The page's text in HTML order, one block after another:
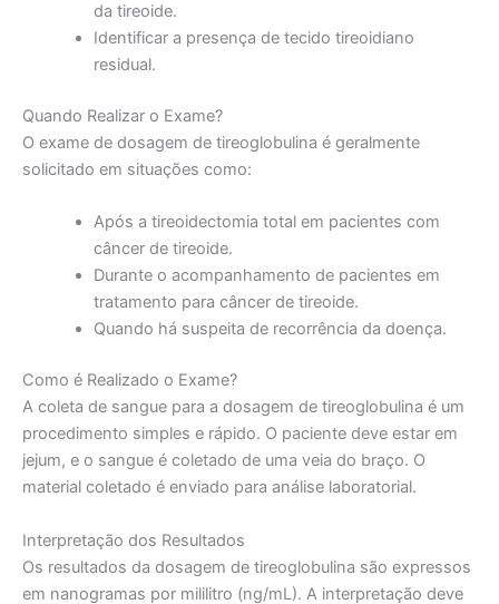
da tireoide.
Identificar a presença de tecido tireoidiano
residual.
Quando Realizar o Exame?
O exame de dosagem de tireoglobulina é geralmente
solicitado em situações como:
Após a tireoidectomia total em pacientes com
câncer de tireoide.
Durante o acompanhamento de pacientes em
tratamento para câncer de tireoide.
Quando há suspeita de recorrência da doença.
Como é Realizado o Exame?
A coleta de sangue para a dosagem de tireoglobulina é um
procedimento simples e rápido. O paciente deve estar em
jejum, e o sangue é coletado de uma veia do braço. O
material coletado é enviado para análise laboratorial.
Interpretação dos Resultados
Os resultados da dosagem de tireoglobulina são expressos
em nanogramas por mililitro (ng/mL). A interpretação deve